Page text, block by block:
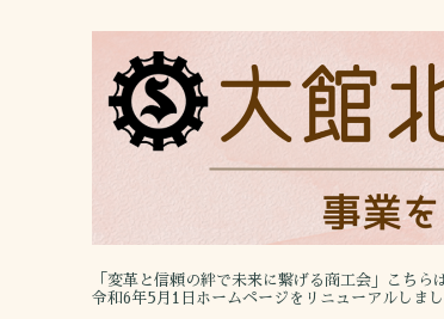
「変革と信頼の絆で未来に繋げる商工会」こち
令和6年5月1日ホームページをリニューアルしまし